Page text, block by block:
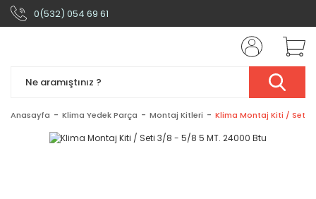
0(532) 054 69 61
Anasayfa Klima Yedek Parça Montaj Kitleri Klima Montaj Kiti / Seti